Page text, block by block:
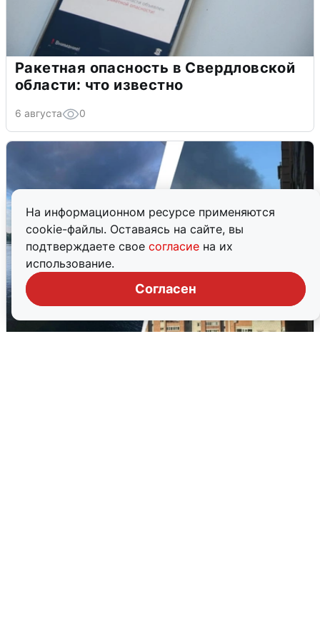
На информационном ресурсе применяются
cookie-файлы. Оставаясь на сайте, вы
подтверждаете свое согласие на их
использование.
Согласен
Ракетная опасность в Свердловской
области: что известно
6 августа 0